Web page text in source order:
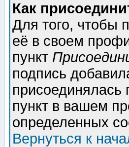
Как
Для того, чтобы
её в своем
пункт
подпись
присоединялась
пункт в вашем
определенных
Вернуться к